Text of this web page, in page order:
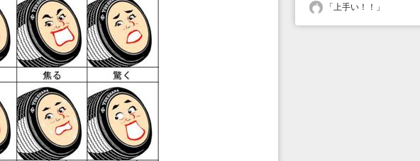
「 上手い！！ 」